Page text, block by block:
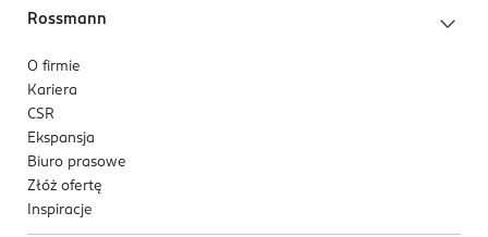
Rossmann
O firmie
Kariera
CSR
Ekspansja
Biuro prasowe
Złóż ofertę
Inspiracje